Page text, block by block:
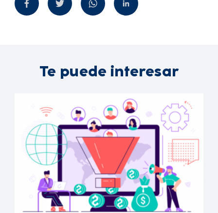
Te puede interesar